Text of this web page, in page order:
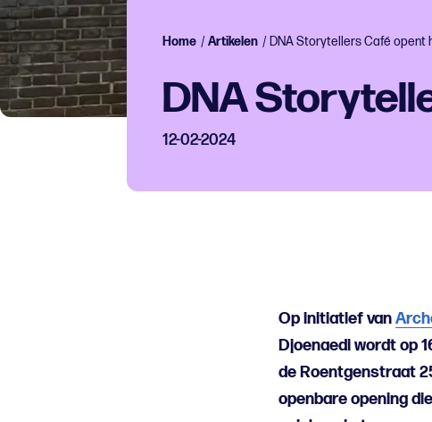
Home /Artikelen / DNA Storytellers Café opent
DNA
12-02-2024
Op initiatief van
Djoenaedi wordt op
de Roentgenstraat
openbare opening